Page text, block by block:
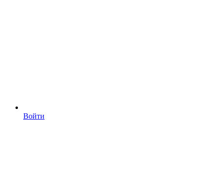
Войти